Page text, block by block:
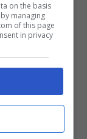
dove
se il gatto
tu hai
lasciarlo
ospitarlo.
on the basis
managing
of this page
in privacy